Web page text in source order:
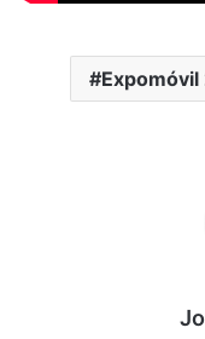
Expomóvil